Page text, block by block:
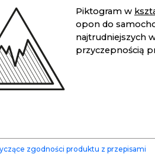
Piktogram w
opon do
najtrudniejszych
przyczepnością
zgodności produktu z przepisami